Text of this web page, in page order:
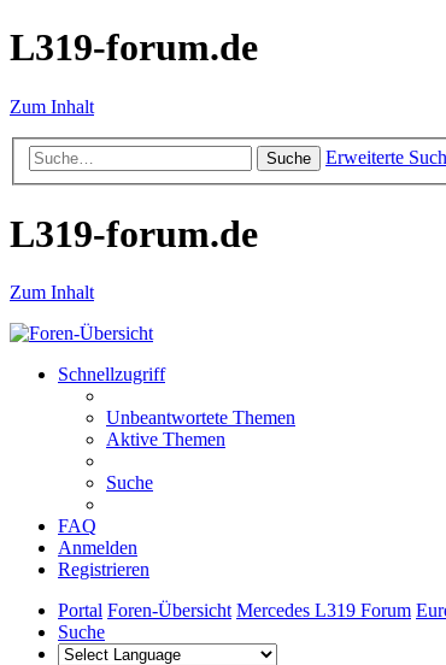
L319-forum.de
Zum Inhalt
Suche Erweiterte
L319-forum.de
Zum Inhalt
Schnellzugriff
Unbeantwortete Themen
Aktive Themen
Suche
FAQ
Anmelden
Registrieren
Portal Foren-Übersicht Mercedes L319 Forum
Suche